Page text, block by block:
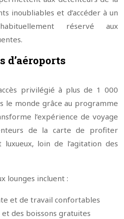
inoubliables et d’accéder à un
réservé aux
d’aéroports
privilégié à plus de 1 000
le monde grâce au programme
l’expérience de voyage
de la carte de profiter
luxueux, loin de l’agitation des
lounges incluent :
et de travail confortables
des boissons gratuites